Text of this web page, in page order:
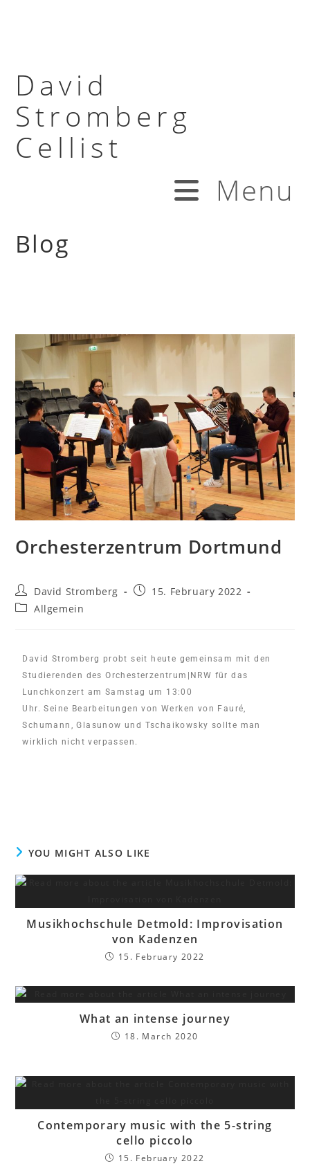
David
Stromberg
Cellist
Menu
Blog
Orchesterzentrum Dortmund
David Stromberg
15. February 2022
Allgemein
David Stromberg probt seit heute gemeinsam mit den
Studierenden des Orchesterzentrum|NRW für das
Lunchkonzert am Samstag um 13:00
Uhr. Seine Bearbeitungen von Werken von Fauré,
Schumann, Glasunow und Tschaikowsky sollte man
wirklich nicht verpassen.
YOU MIGHT ALSO LIKE
Musikhochschule Detmold: Improvisation
von Kadenzen
15. February 2022
What an intense journey
18. March 2020
Contemporary music with the 5-string
cello piccolo
15. February 2022